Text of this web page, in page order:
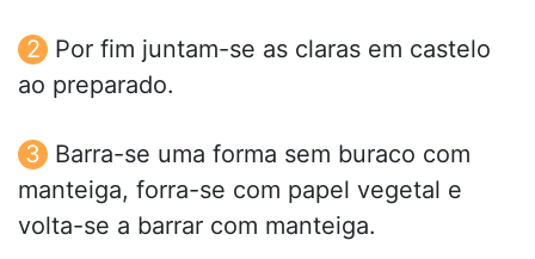
Por fim juntam-se as claras em castelo
ao preparado.
Barra-se uma forma sem buraco com
manteiga, forra-se com papel vegetal e
volta-se a barrar com manteiga.